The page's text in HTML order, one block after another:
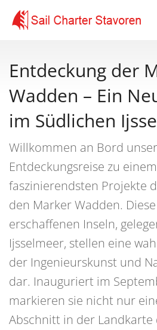
Entdeckung der
Wadden – Ein
im Südlichen
Willkommen an Bord
Entdeckungsreise zu
faszinierendsten Projekte
den Marker Wadden.
erschaffenen Inseln,
Ijsselmeer, stellen eine
der Ingenieurskunst und
dar. Inauguriert im
markieren sie nicht nur
Abschnitt in der Landkarte